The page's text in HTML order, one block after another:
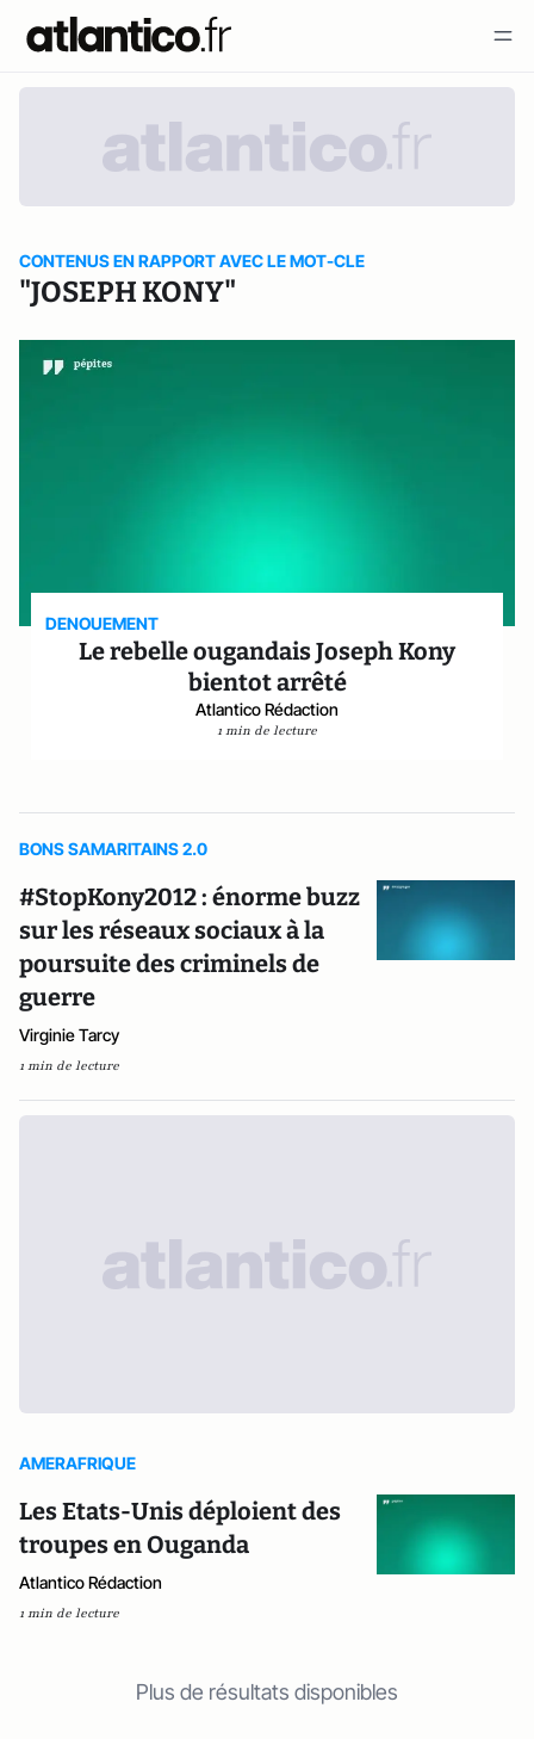
CONTENUS EN RAPPORT AVEC LE MOT-CLE
"JOSEPH KONY"
DENOUEMENT
Le rebelle ougandais Joseph Kony
bientot arrêté
Atlantico Rédaction
1 min de lecture
BONS SAMARITAINS 2.0
#StopKony2012 : énorme buzz
sur les réseaux sociaux à la
poursuite des criminels de
guerre
Virginie Tarcy
1 min de lecture
AMERAFRIQUE
Les Etats-Unis déploient des
troupes en Ouganda
Atlantico Rédaction
1 min de lecture
Plus de résultats disponibles